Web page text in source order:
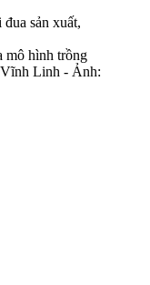
mô hình trồng
Linh - Ảnh: